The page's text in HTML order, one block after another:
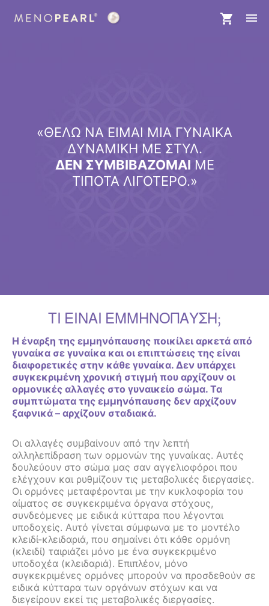
«ΘΕΛΩ ΝΑ ΕΙΜΑΙ ΜΙΑ ΓΥΝΑΙΚΑ
ΔΥΝΑΜΙΚΗ ΜΕ ΣΤΥΛ.
ΔΕΝ ΣΥΜΒΙΒΑΖΟΜΑΙ ΜΕ
ΤΙΠΟΤΑ ΛΙΓΟΤΕΡΟ.»
ΤΙ ΕΙΝΑΙ ΕΜΜΗΝΟΠΑΥΣΗ;
Η έναρξη της εμμηνόπαυσης ποικίλει αρκετά από
γυναίκα σε γυναίκα και οι επιπτώσεις της είναι
διαφορετικές στην κάθε γυναίκα. Δεν υπάρχει
συγκεκριμένη χρονική στιγμή που αρχίζουν οι
ορμονικές αλλαγές στο γυναικείο σώμα. Τα
συμπτώματα της εμμηνόπαυσης δεν αρχίζουν
ξαφνικά – αρχίζουν σταδιακά.
Οι αλλαγές συμβαίνουν από την λεπτή
αλληλεπίδραση των ορμονών της γυναίκας. Αυτές
δουλεύουν στο σώμα μας σαν αγγελιοφόροι που
ελέγχουν και ρυθμίζουν τις μεταβολικές διεργασίες.
Οι ορμόνες μεταφέρονται με την κυκλοφορία του
αίματος σε συγκεκριμένα όργανα στόχους,
συνδεόμενες με ειδικά κύτταρα που λέγονται
υποδοχείς. Αυτό γίνεται σύμφωνα με το μοντέλο
κλειδί-κλειδαριά, που σημαίνει ότι κάθε ορμόνη
(κλειδί) ταιριάζει μόνο με ένα συγκεκριμένο
υποδοχέα (κλειδαριά). Επιπλέον, μόνο
συγκεκριμένες ορμόνες μπορούν να προσδεθούν σε
ειδικά κύτταρα των οργάνων στόχων και να
διεγείρουν εκεί τις μεταβολικές διεργασίες.